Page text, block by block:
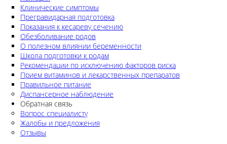
Клинические симптомы
Прегравидарная подготовка
Показания к кесареву сечению
Обезболивание родов
О полезном влиянии беременности
Школа подготовки к родам
Рекомендации по исключению факторов риска
Прием витаминов и лекарственных препаратов
Правильное питание
Диспансерное наблюдение
Обратная связь
Вопрос специалисту
Жалобы и предложения
Отзывы